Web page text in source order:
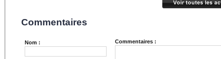
Commentaires
Nom : Commentaires :